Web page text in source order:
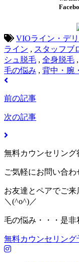
VIOライン・デ
ライン , スタッフブ
シュ脱毛 , 全身脱毛 ,
毛の悩み , 背中・腕
前の記事
次の記事
無料カウンセリング
ご気軽にお問い合
お友達とペアでご
＼(^o^)／
毛の悩み・・・是
無料カウンセリング